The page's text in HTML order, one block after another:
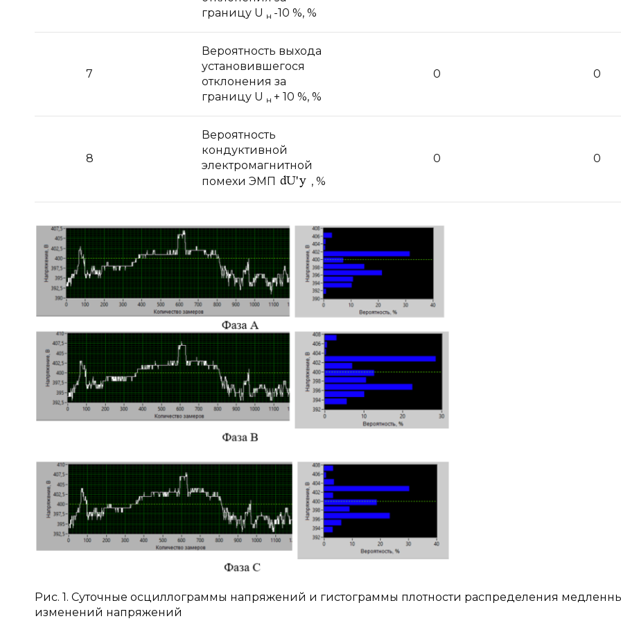
границу U н -10 %, %
7
Вероятность выхода
установившегося
отклонения за
границу U н + 10 %, %
0 0
8
Вероятность
кондуктивной
электромагнитной
помехи ЭМП
, %
0 0
Рис. 1. Суточные осциллограммы напряжений и гистограммы плотности распределения
изменений напряжений